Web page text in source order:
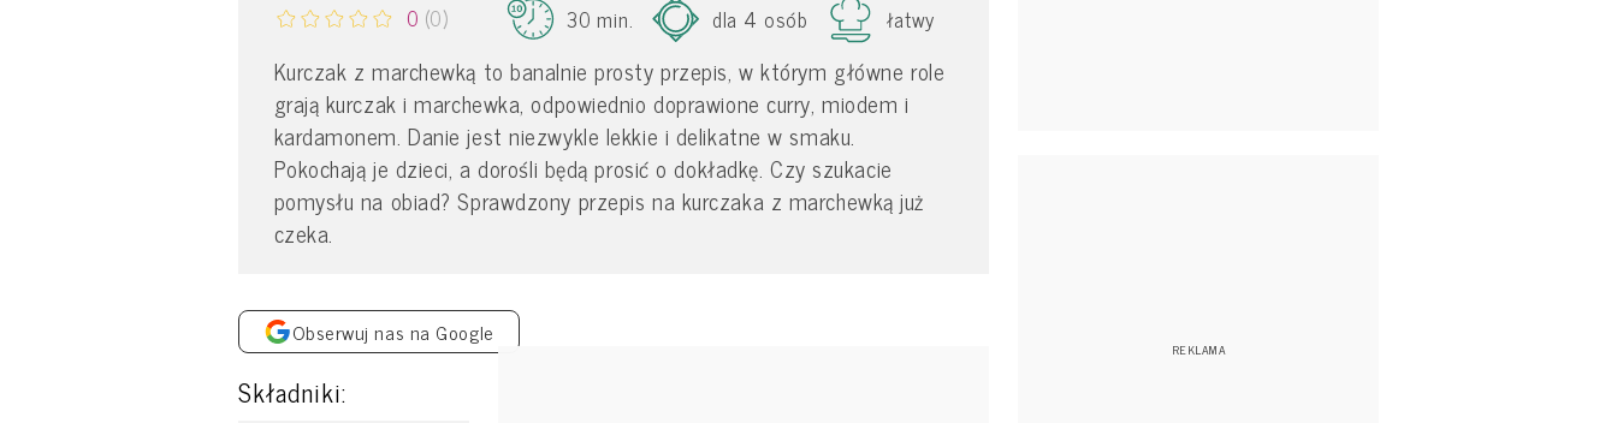
0 (0) 30 min. dla 4 osób łatwy
Kurczak z marchewką to banalnie prosty przepis, w którym główne role
grają kurczak i marchewka, odpowiednio doprawione curry, miodem i
kardamonem. Danie jest niezwykle lekkie i delikatne w smaku.
Pokochają je dzieci, a dorośli będą prosić o dokładkę. Czy szukacie
pomysłu na obiad? Sprawdzony przepis na kurczaka z marchewką już
czeka.
Obserwuj nas na Google
Składniki: